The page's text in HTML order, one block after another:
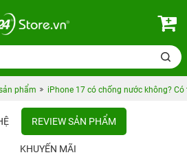
phẩm iPhone 17 có chống nước không?
REVIEW SẢN PHẨM
KHUYẾN MÃI